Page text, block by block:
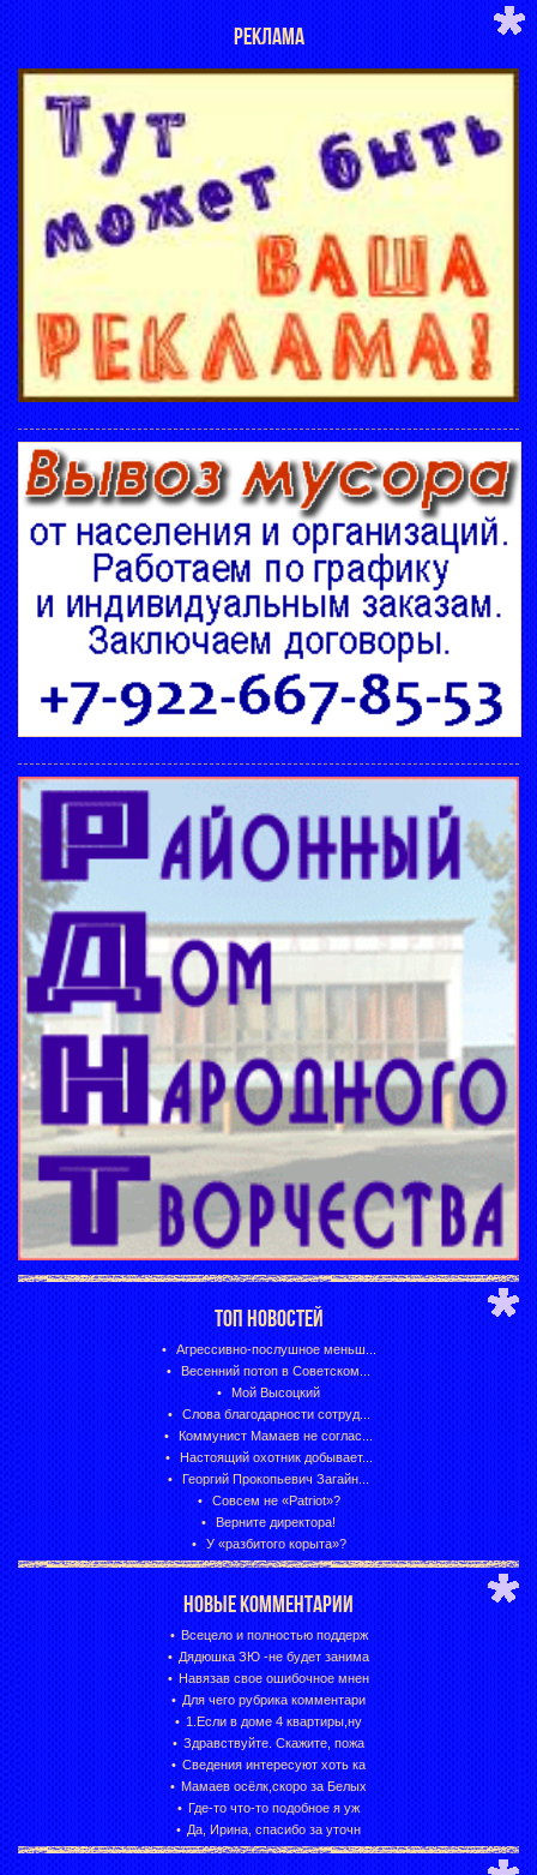
РЕКЛАМА
ТОП НОВОСТЕЙ
Агрессивно-послушное меньш...
Весенний потоп в Советском...
Мой Высоцкий
Слова благодарности сотруд...
Коммунист Мамаев не соглас...
Настоящий охотник добывает...
Георгий Прокопьевич Загайн...
Совсем не «Patriot»?
Верните директора!
У «разбитого корыта»?
НОВЫЕ КОММЕНТАРИИ
Всецело и полностью поддерж
Дядюшка ЗЮ -не будет занима
Навязав свое ошибочное мнен
Для чего рубрика комментари
1.Если в доме 4 квартиры,ну
Здравствуйте. Скажите, пожа
Сведения интересуют хоть ка
Мамаев осёлк,скоро за Белых
Где-то что-то подобное я уж
Да, Ирина, спасибо за уточн